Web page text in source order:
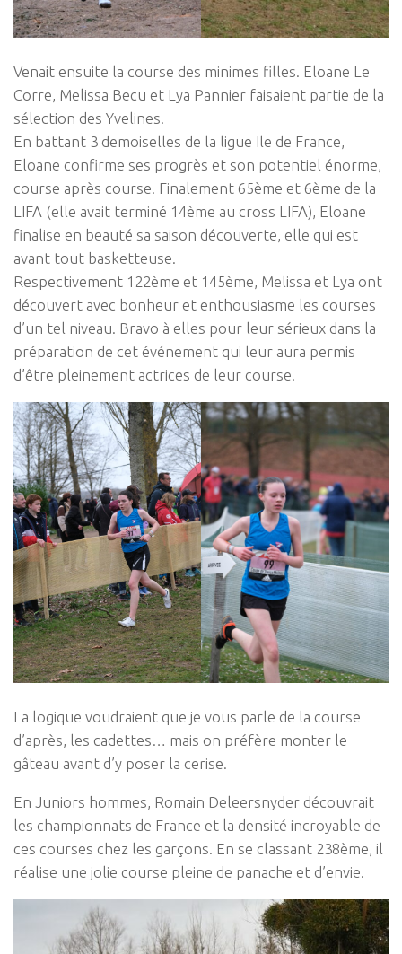
Venait ensuite la course des minimes filles. Eloane Le
Corre, Melissa Becu et Lya Pannier faisaient partie de la
sélection des Yvelines.
En battant 3 demoiselles de la ligue Ile de France,
Eloane confirme ses progrès et son potentiel énorme,
course après course. Finalement 65ème et 6ème de la
LIFA (elle avait terminé 14ème au cross LIFA), Eloane
finalise en beauté sa saison découverte, elle qui est
avant tout basketteuse.
Respectivement 122ème et 145ème, Melissa et Lya ont
découvert avec bonheur et enthousiasme les courses
d’un tel niveau. Bravo à elles pour leur sérieux dans la
préparation de cet événement qui leur aura permis
d’être pleinement actrices de leur course.
La logique voudraient que je vous parle de la course
d’après, les cadettes… mais on préfère monter le
gâteau avant d’y poser la cerise.
En Juniors hommes, Romain Deleersnyder découvrait
les championnats de France et la densité incroyable de
ces courses chez les garçons. En se classant 238ème, il
réalise une jolie course pleine de panache et d’envie.